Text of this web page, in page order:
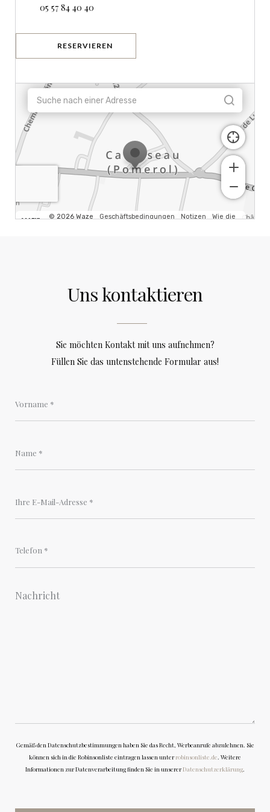
05 57 84 40 40
RESERVIEREN
Uns kontaktieren
Sie möchten Kontakt mit uns aufnehmen?
Füllen Sie das untenstehende Formular aus!
Gemäß den Datenschutzbestimmungen haben Sie das Recht, Werbeanrufe abzulehnen. Sie
können sich in die Robinsonliste eintragen lassen unterrobinsonliste.de . Weitere
Informationen zur Datenverarbeitung finden Sie in unsererDatenschutzerklärung